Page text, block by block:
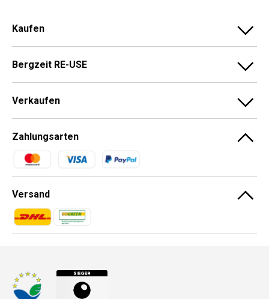
Kaufen
Bergzeit RE-USE
Verkaufen
Zahlungsarten
Zahlungsmethoden
Versand
Zahlungsmethoden
Zahlungsmethoden